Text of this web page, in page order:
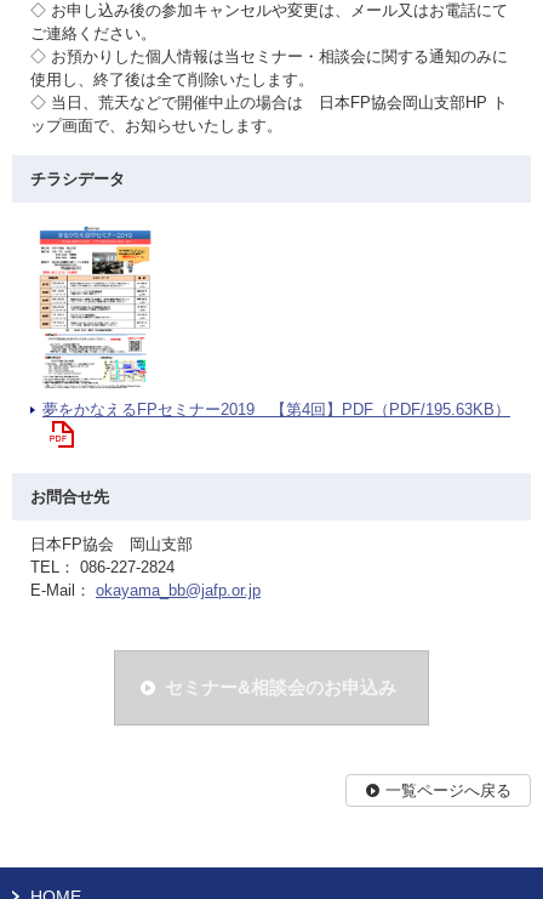
◇ お申し込み後の参加キャンセルや変更は、メール又はお電話にて
ご連絡ください。
◇ お預かりした個人情報は当セミナー・相談会に関する通知のみに
使用し、終了後は全て削除いたします。
◇ 当日、荒天などで開催中止の場合は 日本FP協会岡山支部HP ト
ップ画面で、お知らせいたします。
チラシデータ
夢をかなえるFPセミナー2019 【第4回】PDF（PDF/195.63KB）
お問合せ先
日本FP協会 岡山支部
TEL： 086-227-2824
E-Mail： okayama_bb@jafp.or.jp
セミナー&相談会のお申込み
一覧ページへ戻る